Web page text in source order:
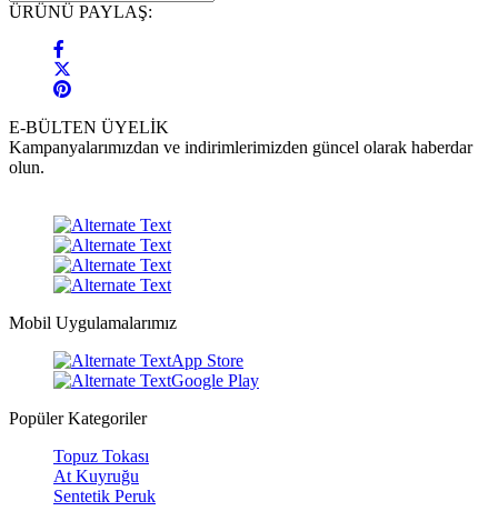
ÜRÜNÜ PAYLAŞ:
E-BÜLTEN ÜYELİK
Kampanyalarımızdan ve indirimlerimizden güncel olarak haberdar
olun.
Mobil Uygulamalarımız
App Store
Google Play
Popüler Kategoriler
Topuz Tokası
At Kuyruğu
Sentetik Peruk